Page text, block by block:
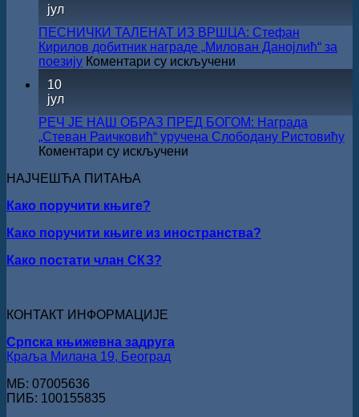
свечано
Награде
јул
ПЕСНИЧКИ ТАЛЕНАТ ИЗ ВРШЦА: Стефан
Кирилов добитник награде „Милован Данојлић“ за
поезију Коментари су искључени
ВРШЦА:
Стефан
Кирилов
поезију
10
јул
РЕЧ ЈЕ НАШ ОБРАЗ ПРЕД БОГОМ: Награда
„Стеван Раичковић“ уручена Слободану Ристовићу
Коментари су искључени
БОГОМ:
НАЈЧЕШЋА ПИТАЊА
Како поручити књиге?
Како поручити књиге из иностранства?
Како постати члан СКЗ?
КОНТАКТ ИНФОРМАЦИЈЕ
Српска књижевна задруга
Краља Милана 19, Београд
МБ: 07005636
ПИБ: 100155835